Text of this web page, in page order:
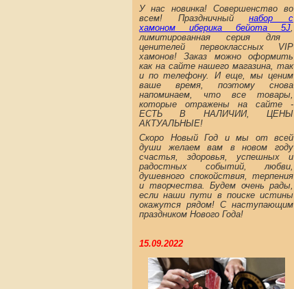
У нас новинка! Совершенство во
всем! Праздничныйнабор с
хамоном иберика бейота 5J
лимитированная серия для
ценителей первоклассных VIP
хамонов! Заказ можно оформить
как на сайте нашего магазина, так
и по телефону. И еще, мы ценим
ваше время, поэтому снова
напоминаем, что все товары,
которые отражены на сайте -
ЕСТЬ В НАЛИЧИИ, ЦЕНЫ
АКТУАЛЬНЫЕ!
Скоро Новый Год и мы от всей
души желаем вам в новом году
счастья, здоровья, успешных и
радостных событий, любви,
душевного спокойствия, терпения
и творчества. Будем очень рады,
если наши пути в поиске истины
окажутся рядом! С наступающим
праздником Нового Года!
15.09.2022